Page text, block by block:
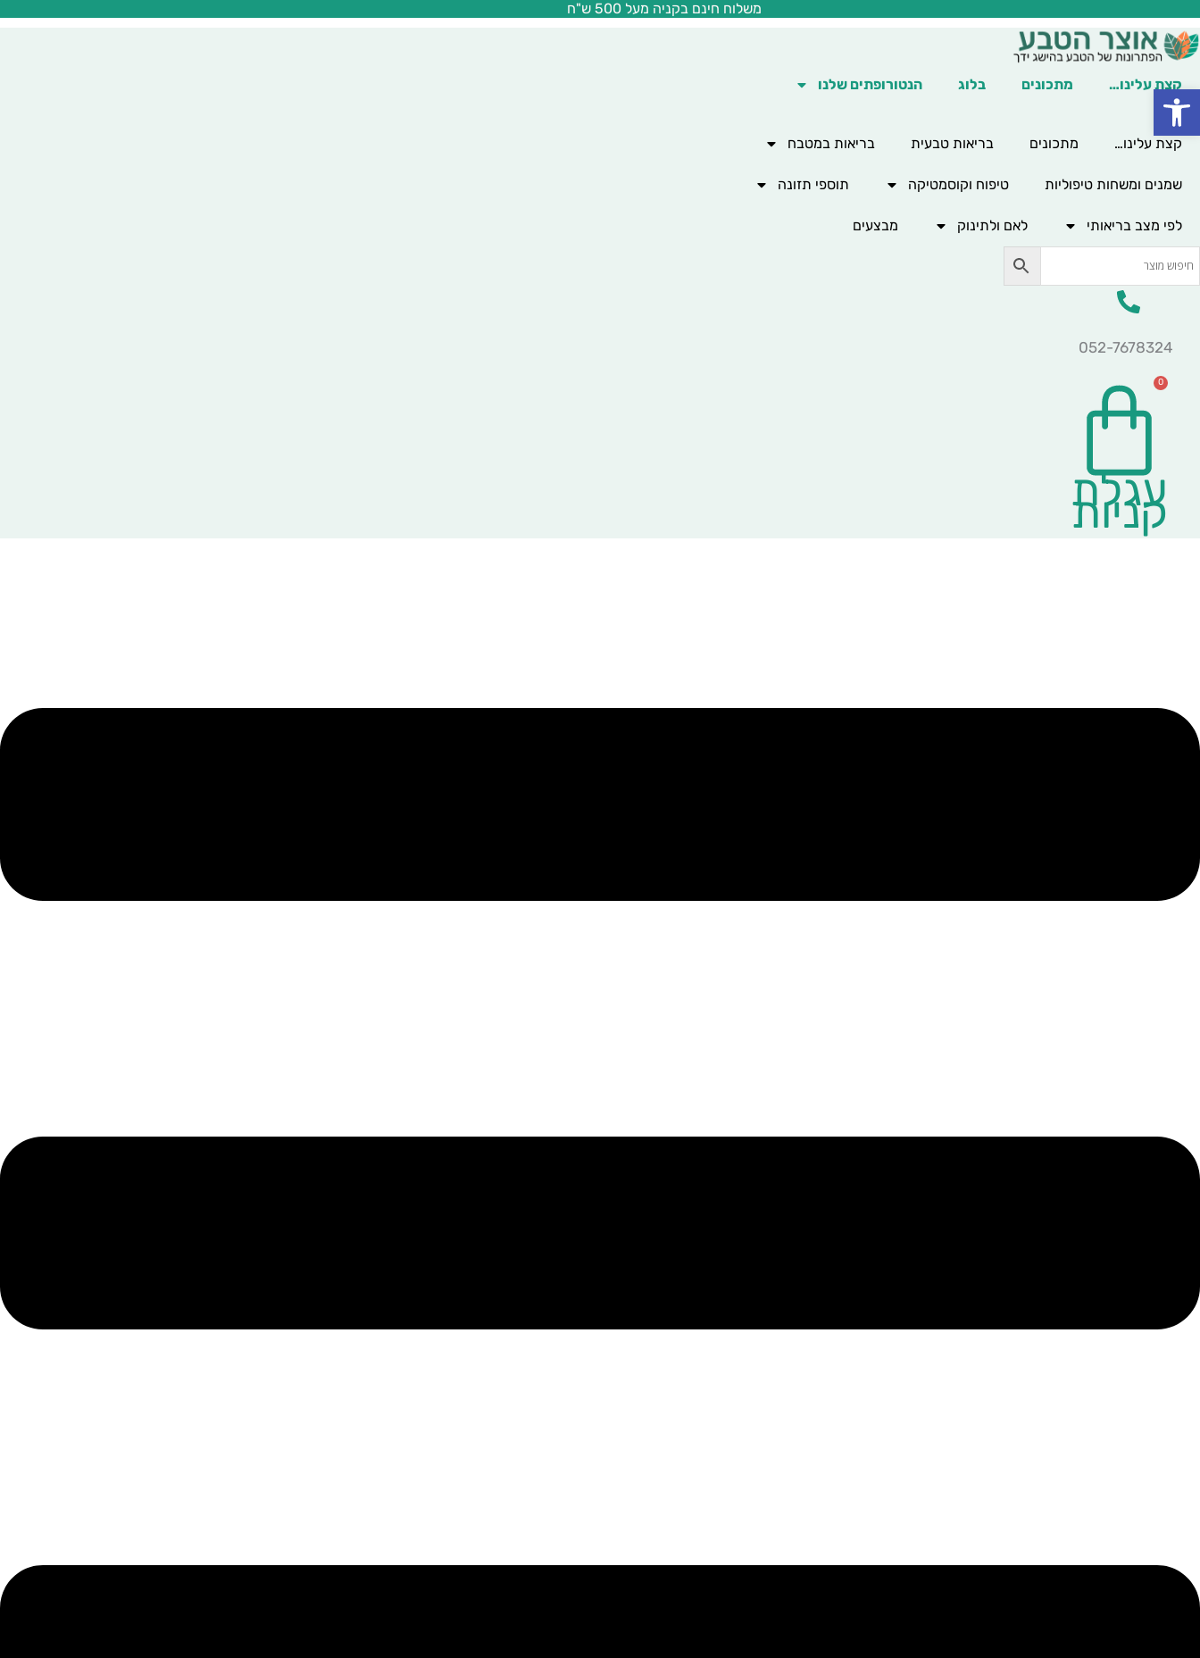
פתח סרגל נגישות
לתוכן
משלוח חינם בקניה מעל 500 ש"ח
קצת עלינו… מתכונים בלוג הנטורופתים שלנו
קצת עלינו… מתכונים בריאות טבעית בריאות במטבח
שמנים ומשחות טיפוליות טיפוח וקוסמטיקה תוספי תזונה
לפי מצב בריאותי לאם ולתינוק מבצעים
052-7678324
0
עגלת
קניות